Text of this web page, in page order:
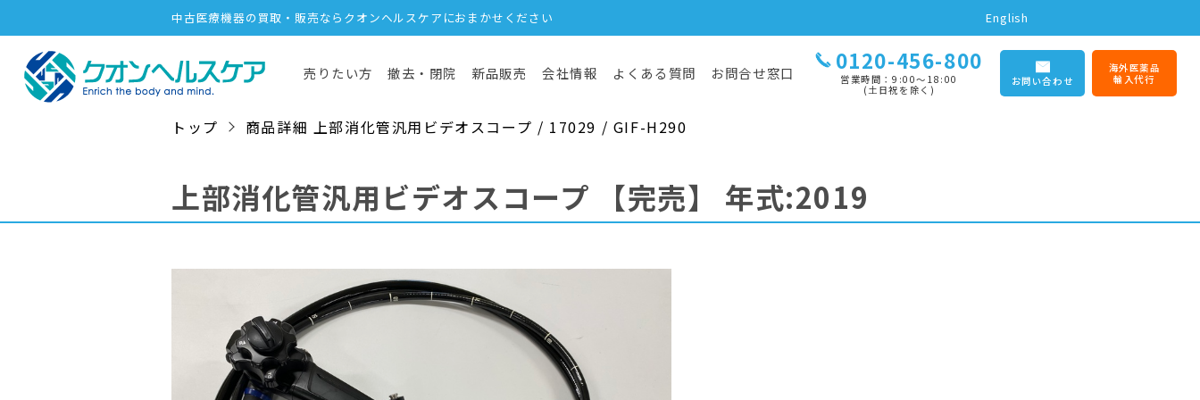
中古医療機器の買取・販売ならクオンヘルスケアにおまかせください English
売りたい方 撤去・閉院 新品販売 会社情報 よくある質問 お問合せ窓口 0120-456-800
営業時間：9:00〜18:00
(土日祝を除く)
お問い合わせ
海外医薬品
輸入代行
トップ 商品詳細 上部消化管汎用ビデオスコープ / 17029 / GIF-H290
上部消化管汎用ビデオスコープ 【完売】 年式:2019